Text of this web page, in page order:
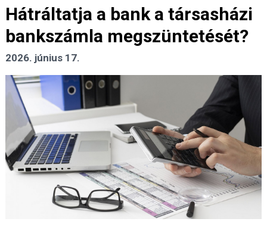
Hátráltatja a bank a társasházi
bankszámla megszüntetését?
2026. június 17.